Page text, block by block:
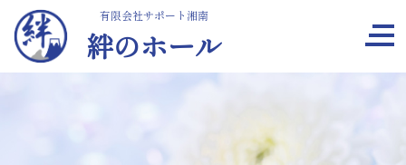
有限会社サポート湘南
絆のホール